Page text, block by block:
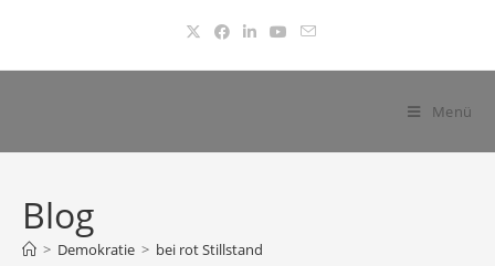
springen
Menü
Blog
> Demokratie > bei rot Stillstand